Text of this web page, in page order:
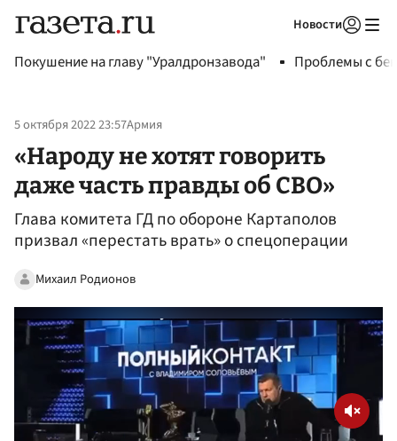
Новости
Покушение на главу "Уралдронзавода" Проблемы с
5 октября 2022 23:57Армия
«Народу не хотят говорить
даже часть правды об СВО»
Глава комитета ГД по обороне Картаполов
призвал «перестать врать» о спецоперации
Михаил Родионов